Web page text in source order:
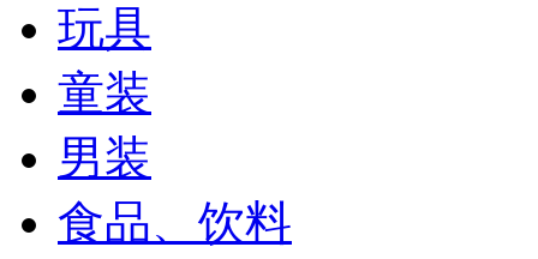
玩具
童装
男装
食品、饮料